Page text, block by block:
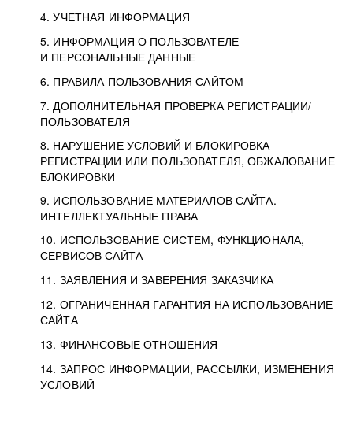
4. УЧЕТНАЯ ИНФОРМАЦИЯ
5. ИНФОРМАЦИЯ О ПОЛЬЗОВАТЕЛЕ
И ПЕРСОНАЛЬНЫЕ ДАННЫЕ
6. ПРАВИЛА ПОЛЬЗОВАНИЯ САЙТОМ
7. ДОПОЛНИТЕЛЬНАЯ ПРОВЕРКА РЕГИСТРАЦИИ/
ПОЛЬЗОВАТЕЛЯ
8. НАРУШЕНИЕ УСЛОВИЙ И БЛОКИРОВКА
РЕГИСТРАЦИИ ИЛИ ПОЛЬЗОВАТЕЛЯ, ОБЖАЛОВАНИЕ
БЛОКИРОВКИ
9. ИСПОЛЬЗОВАНИЕ МАТЕРИАЛОВ САЙТА.
ИНТЕЛЛЕКТУАЛЬНЫЕ ПРАВА
10. ИСПОЛЬЗОВАНИЕ СИСТЕМ, ФУНКЦИОНАЛА,
СЕРВИСОВ САЙТА
11. ЗАЯВЛЕНИЯ И ЗАВЕРЕНИЯ ЗАКАЗЧИКА
12. ОГРАНИЧЕННАЯ ГАРАНТИЯ НА ИСПОЛЬЗОВАНИЕ
САЙТА
13. ФИНАНСОВЫЕ ОТНОШЕНИЯ
14. ЗАПРОС ИНФОРМАЦИИ, РАССЫЛКИ, ИЗМЕНЕНИЯ
УСЛОВИЙ